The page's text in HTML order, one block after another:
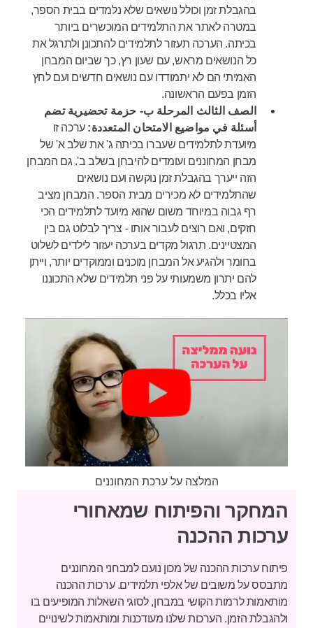
בהגבלת זמן וכולל נושאים שלא נלמדים בבית הספר,
במטרה לאתר את התלמידים המוכשרים ביותר
בכיתה. הערכה תעזור לתלמידים להתכונן ולתרגל את
כל הנושאים מראש, עם שעון רץ, כך שביום המבחן
האמיתי הם לא יתמודדו עם נושאים חדשים ועם לחץ
הזמן בפעם הראשונה.
الصف الثالث المرحلة ب- حزمة تحضيرية تضم
أسئلة في مواضيع الامتحان المتعددة: ערכה זו
מיועדת לתלמידים שעברו בכיתה ג' את שלב א' של
מבחן המחוננים ועומדים להיבחן בשלב ב'. גם המבחן
הזה ייערך בהגבלת זמן נוקשה ועם נושאים
שהתלמידים לא מכירים מבית הספר. המבחן מציב
רף גבוה במיוחד משום שהוא מיועד לתלמידים הכי
חזקים, ואם רוצים לעבור אותו - צריך לבלוט גם בין
המצטיינים. תרגול מקדים בערכה יעזור לילדים לשלוט
בחומר ולהגיע אל המבחן מוכנים וממוקדים יותר, וייתן
להם יתרון משמעותי על פני תלמידים שלא התכוננו
אליו בכלל.
המלצה על ערכת המחוננים
המחקר והפיתוח שמאחורי
ערכות ההכנה
פיתוח ערכות ההכנה של מכון נועם למבחני המחוננים
מתבסס על משובים של אלפי תלמידים. ערכות ההכנה
מותאמות לרמות הקושי במבחן, לסוגי השאלות המופיעים בו
ולהגבלת הזמן. הערכות שלנו מעודכנות ומותאמות לשינויים